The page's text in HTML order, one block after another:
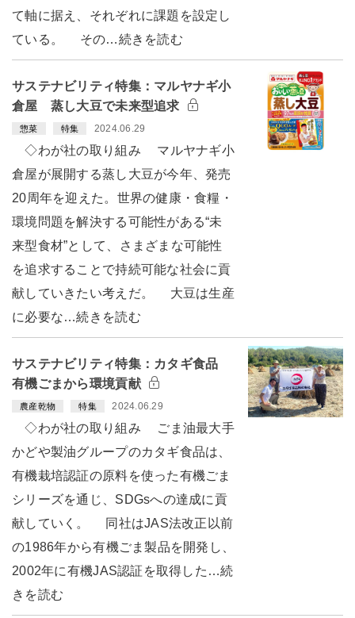
て軸に据え、それぞれに課題を設定し
ている。 その…続きを読む
サステナビリティ特集：マルヤナギ小
倉屋 蒸し大豆で未来型追求
惣菜 特集 2024.06.29
◇わが社の取り組み マルヤナギ小
倉屋が展開する蒸し大豆が今年、発売
20周年を迎えた。世界の健康・食糧・
環境問題を解決する可能性がある“未
来型食材”として、さまざまな可能性
を追求することで持続可能な社会に貢
献していきたい考えだ。 大豆は生産
に必要な…続きを読む
サステナビリティ特集：カタギ食品
有機ごまから環境貢献
農産乾物 特集 2024.06.29
◇わが社の取り組み ごま油最大手
かどや製油グループのカタギ食品は、
有機栽培認証の原料を使った有機ごま
シリーズを通じ、SDGsへの達成に貢
献していく。 同社はJAS法改正以前
の1986年から有機ごま製品を開発し、
2002年に有機JAS認証を取得した…続
きを読む